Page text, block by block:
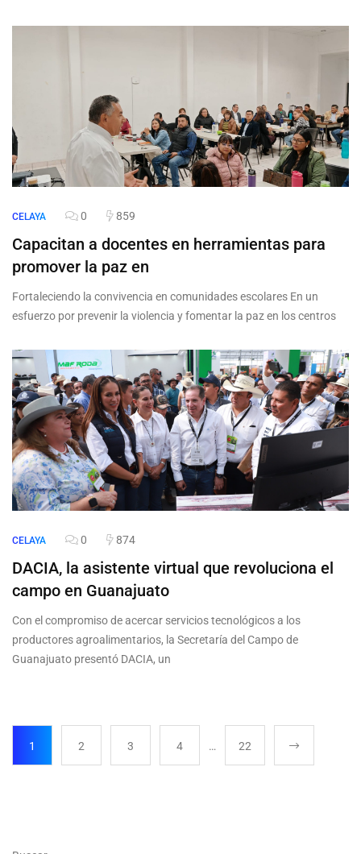
CELAYA 0 859
Capacitan a docentes en herramientas para
promover la paz en
Fortaleciendo la convivencia en comunidades escolares En un
esfuerzo por prevenir la violencia y fomentar la paz en los centros
CELAYA 0 874
DACIA, la asistente virtual que revoluciona el
campo en Guanajuato
Con el compromiso de acercar servicios tecnológicos a los
productores agroalimentarios, la Secretaría del Campo de
Guanajuato presentó DACIA, un
1 2 3 4 … 22